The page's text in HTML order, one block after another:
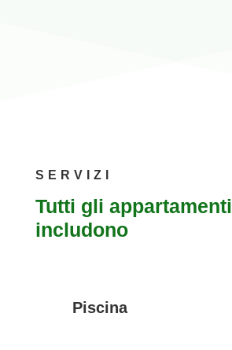
SERVIZI
Tutti gli appartamenti
includono
Piscina